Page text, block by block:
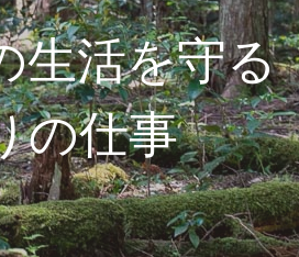
生活を守る
の仕事